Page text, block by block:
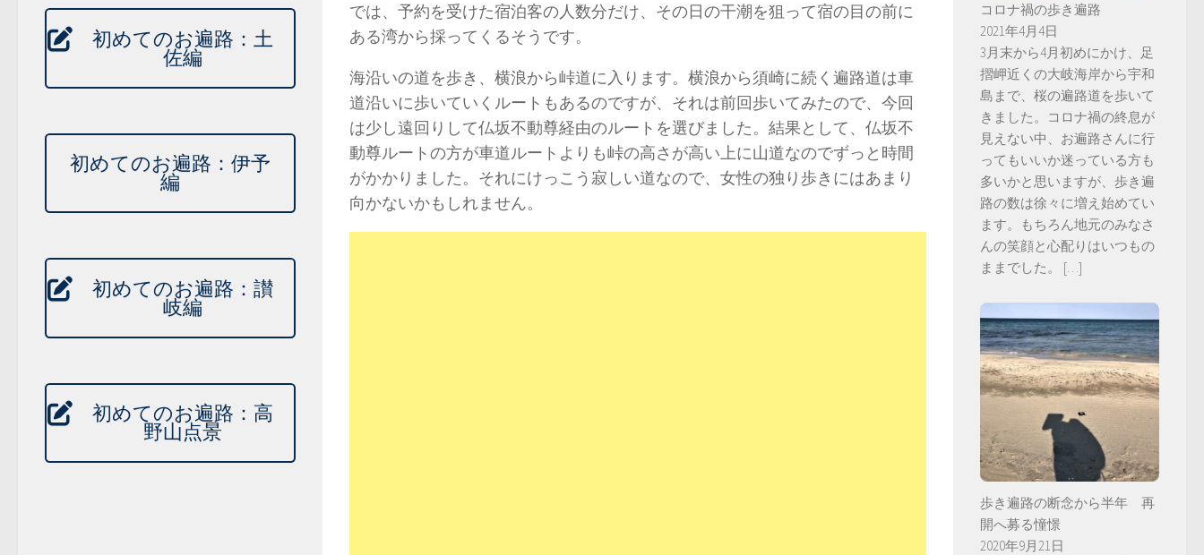
では、予約を受けた宿泊客の人数分だけ、その日の干潮を狙って宿の目の前に
ある湾から採ってくるそうです。
海沿いの道を歩き、横浪から峠道に入ります。横浪から須崎に続く遍路道は車
道沿いに歩いていくルートもあるのですが、それは前回歩いてみたので、今回
は少し遠回りして仏坂不動尊経由のルートを選びました。結果として、仏坂不
動尊ルートの方が車道ルートよりも峠の高さが高い上に山道なのでずっと時間
がかかりました。それにけっこう寂しい道なので、女性の独り歩きにはあまり
向かないかもしれません。
初めてのお遍路：土
佐編
初めてのお遍路：伊予
編
初めてのお遍路：讃
岐編
初めてのお遍路：高
野山点景
コロナ禍の歩き遍路
2021年4月4日
3月末から4月初めにかけ、足
摺岬近くの大岐海岸から宇和
島まで、桜の遍路道を歩いて
きました。コロナ禍の終息が
見えない中、お遍路さんに行
ってもいいか迷っている方も
多いかと思いますが、歩き遍
路の数は徐々に増え始めてい
ます。もちろん地元のみなさ
んの笑顔と心配りはいつもの
ままでした。
[…]
歩き遍路の断念から半年 再
開へ募る憧憬
2020年9月21日